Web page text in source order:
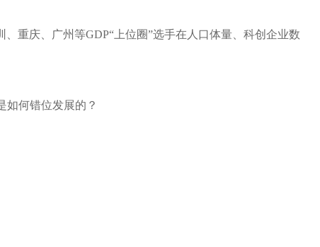
重庆、广州等GDP“上位圈”选手在人口体量、科创企业数
如何错位发展的？